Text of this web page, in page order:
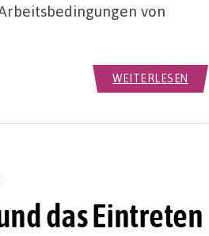
von
WEITERLESEN
das Eintreten